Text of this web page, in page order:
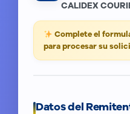
CALIDEX
Complete el
para procesar su
Datos del